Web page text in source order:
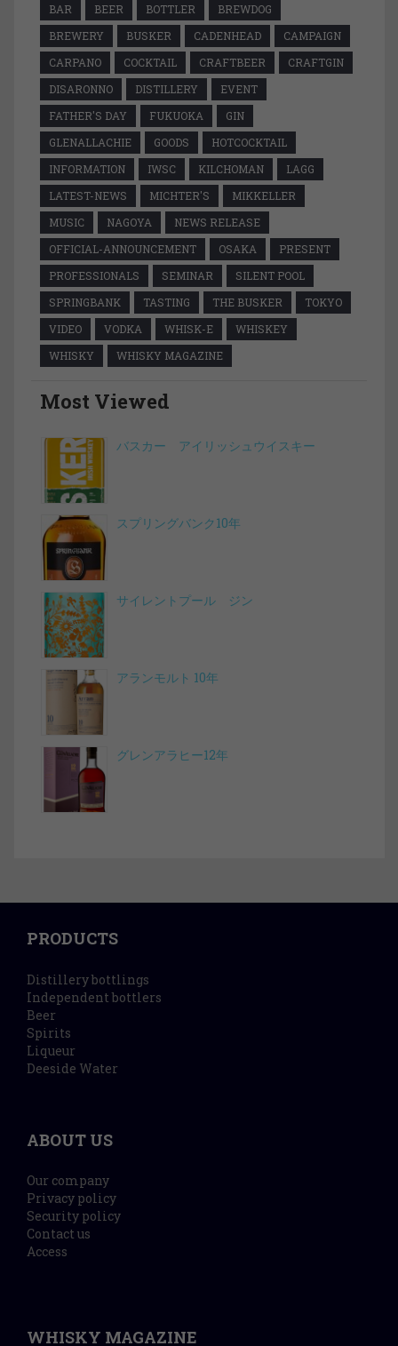
BAR
BEER BOTTLER
BREWDOG
BREWERY
BUSKER CADENHEAD
CAMPAIGN
CARPANO
COCKTAIL CRAFTBEER
CRAFTGIN
DISARONNO
DISTILLERY
EVENT
FATHER'S DAY
FUKUOKA
GIN
GLENALLACHIE
GOODS
HOTCOCKTAIL
INFORMATION
IWSC KILCHOMAN
LAGG
LATEST-NEWS
MICHTER'S
MIKKELLER
MUSIC
NAGOYA
NEWS RELEASE
OFFICIAL-ANNOUNCEMENT
OSAKA
PRESENT
PROFESSIONALS
SEMINAR
SILENT POOL
SPRINGBANK
TASTING THE BUSKER
TOKYO
VIDEO
VODKA WHISK-E
WHISKEY
WHISKY
WHISKY MAGAZINE
Most Viewed
バスカー アイリッシュウイスキー
スプリングバンク10年
サイレントプール ジン
アランモルト 10年
グレンアラヒー12年
PRODUCTS
Distillery bottlings
Independent bottlers
Beer
Spirits
Liqueur
Deeside Water
ABOUT US
Our company
Privacy policy
Security policy
Contact us
Access
WHISKY MAGAZINE